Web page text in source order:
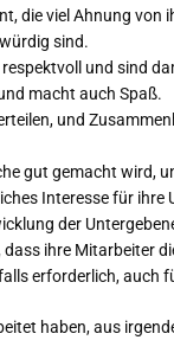
die viel Ahnung von
sind.
und sind
macht auch Spaß.
und
gut gemacht wird,
Interesse für ihre
der
ihre Mitarbeiter
erforderlich, auch
haben, aus